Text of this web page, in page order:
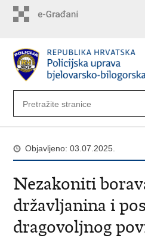
Objavljeno: 03.07.2025.
Nezakoniti
državljanina i
dragovoljnog